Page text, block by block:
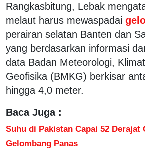
Rangkasbitung, Lebak
melaut harus mewaspadai
perairan selatan Banten dan
yang berdasarkan informasi
data Badan Meteorologi,
Geofisika (BMKG) berkisar
hingga 4,0 meter.
Baca Juga :
Suhu di Pakistan Capai 52 Derajat
Gelombang Panas